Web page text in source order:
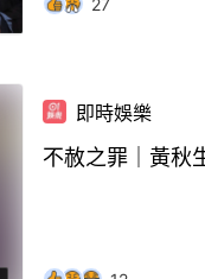
27
即時娛樂
不赦之罪｜黃秋